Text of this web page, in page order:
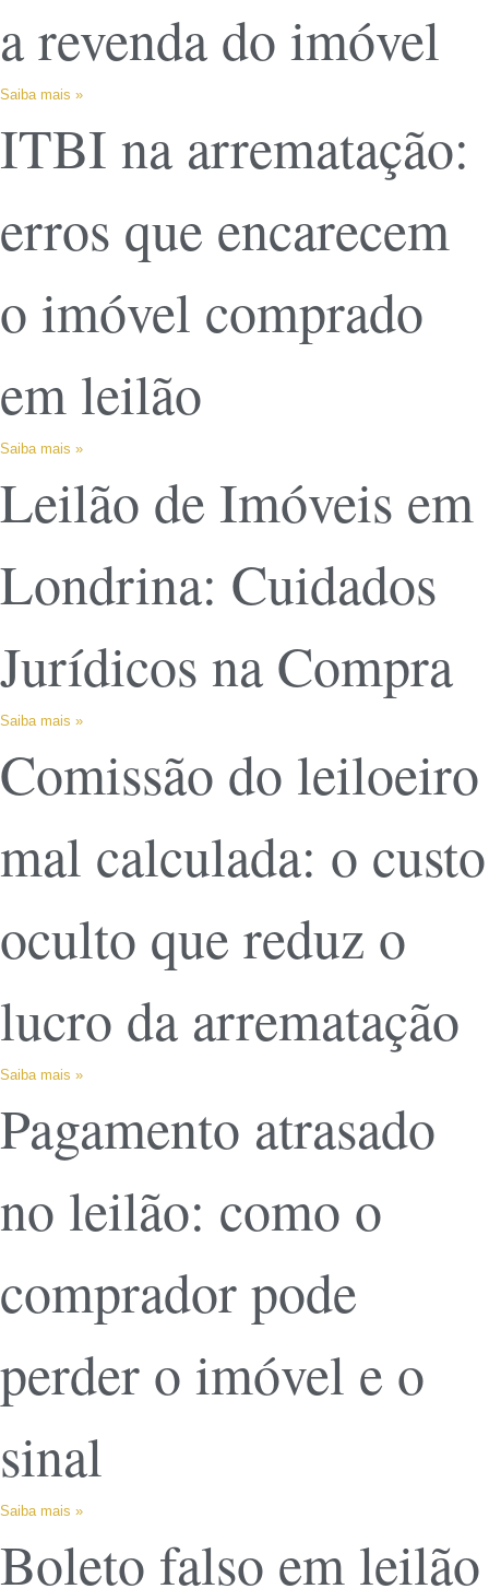
a revenda do imóvel
Saiba mais »
ITBI na arrematação:
erros que encarecem
o imóvel comprado
em leilão
Saiba mais »
Leilão de Imóveis em
Londrina: Cuidados
Jurídicos na Compra
Saiba mais »
Comissão do leiloeiro
mal calculada: o custo
oculto que reduz o
lucro da arrematação
Saiba mais »
Pagamento atrasado
no leilão: como o
comprador pode
perder o imóvel e o
sinal
Saiba mais »
Boleto falso em leilão